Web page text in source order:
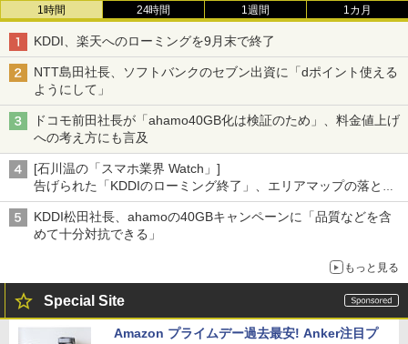
1時間 24時間 1週間 1カ月
KDDI、楽天へのローミングを9月末で終了
NTT島田社長、ソフトバンクのセブン出資に「dポイント使える
ようにして」
ドコモ前田社長が「ahamo40GB化は検証のため」、料金値上げ
への考え方にも言及
[石川温の「スマホ業界 Watch」]
告げられた「KDDIのローミング終了」、エリアマップの落とし
穴と楽天モバイルの課題
KDDI松田社長、ahamoの40GBキャンペーンに「品質などを含
めて十分対抗できる」
もっと見る
Special Site
Amazon プライムデー過去最安! Anker注目プ